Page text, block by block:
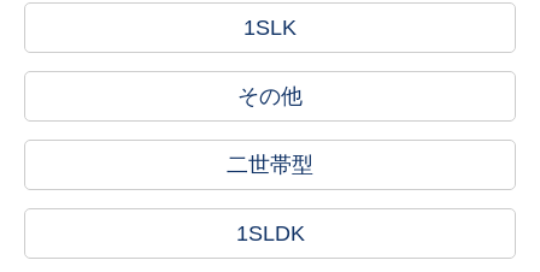
1SLK
その他
二世帯型
1SLDK